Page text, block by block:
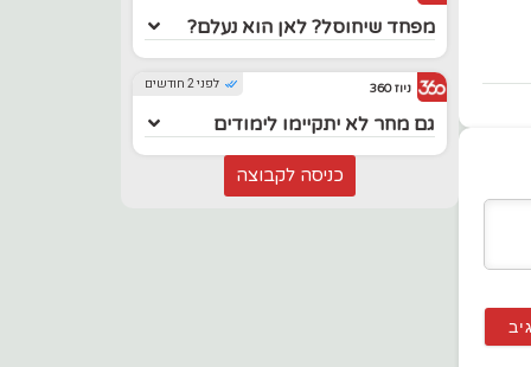
מפחד שיחוסל? לאן הוא נעלם?
לפני 2 חודשים ניוז 360
גם מחר לא יתקיימו לימודים
כניסה לקבוצה